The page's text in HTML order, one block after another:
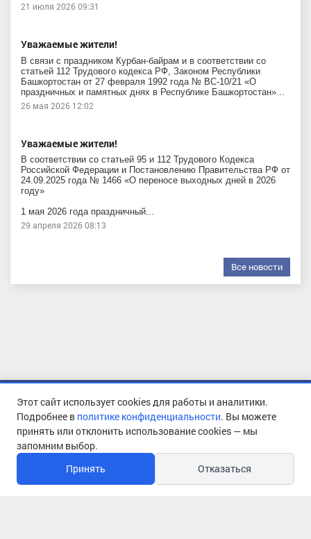
21 июля 2026 09:31
Уважаемые жители!
В связи с праздником Курбан-байрам и в соответствии со
статьей 112 Трудового кодекса РФ, Законом Республики
Башкортостан от 27 февраля 1992 года № ВС-10/21 «О
праздничных и памятных днях в Республике Башкортостан»...
26 мая 2026 12:02
Уважаемые жители!
В соответствии со статьей 95 и 112 Трудового Кодекса
Российской Федерации и Постановлению Правительства РФ от
24.09.2025 года № 1466 «О переносе выходных дней в 2026
году»
1 мая 2026 года праздничный...
29 апреля 2026 08:13
Все новости
О платежном документе
Законы и тарифы
Прием обращений
Фотогалерея
Личный кабинет
Мобильное приложение
Поверка приборов учета
Этот сайт использует cookies для работы и аналитики.
Подробнее в политике конфиденциальности. Вы можете
принять или отклонить использование cookies — мы
запомним выбор.
Принять
Отказаться